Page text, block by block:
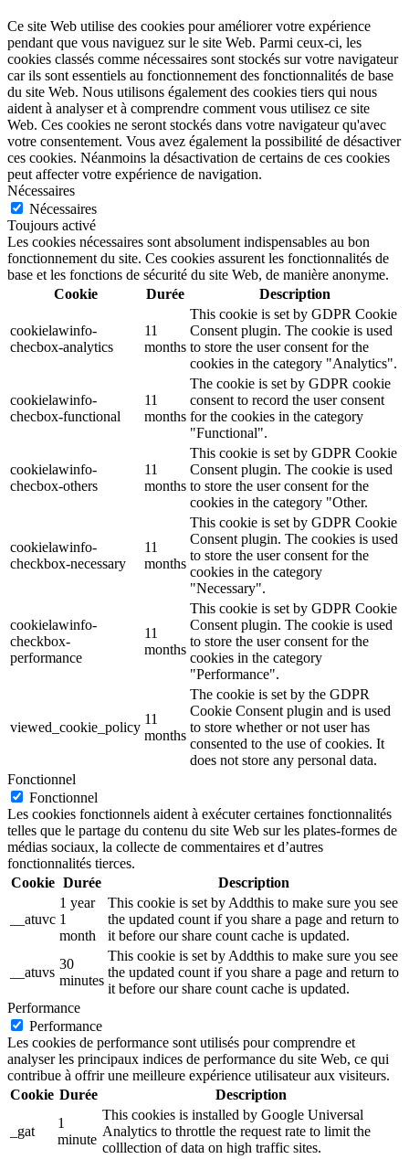
Ce site Web utilise des cookies pour améliorer votre expérience
pendant que vous naviguez sur le site Web. Parmi ceux-ci, les
cookies classés comme nécessaires sont stockés sur votre navigateur
car ils sont essentiels au fonctionnement des fonctionnalités de base
du site Web. Nous utilisons également des cookies tiers qui nous
aident à analyser et à comprendre comment vous utilisez ce site
Web. Ces cookies ne seront stockés dans votre navigateur qu'avec
votre consentement. Vous avez également la possibilité de désactiver
ces cookies. Néanmoins la désactivation de certains de ces cookies
peut affecter votre expérience de navigation.
Nécessaires
Nécessaires
Toujours activé
Les cookies nécessaires sont absolument indispensables au bon
fonctionnement du site. Ces cookies assurent les fonctionnalités de
base et les fonctions de sécurité du site Web, de manière anonyme.
Cookie
Durée Description
cookielawinfo-
checbox-analytics
11
months
This cookie is set by GDPR Cookie
Consent plugin. The cookie is used
to store the user consent for the
cookies in the category "Analytics".
cookielawinfo-
checbox-functional
11
months
The cookie is set by GDPR cookie
consent to record the user consent
for the cookies in the category
"Functional".
cookielawinfo-
checbox-others
11
months
This cookie is set by GDPR Cookie
Consent plugin. The cookie is used
to store the user consent for the
cookies in the category "Other.
cookielawinfo-
checkbox-necessary
11
months
This cookie is set by GDPR Cookie
Consent plugin. The cookies is used
to store the user consent for the
cookies in the category
"Necessary".
cookielawinfo-
checkbox-
performance
11
months
This cookie is set by GDPR Cookie
Consent plugin. The cookie is used
to store the user consent for the
cookies in the category
"Performance".
viewed_cookie_policy
11
months
The cookie is set by the GDPR
Cookie Consent plugin and is used
to store whether or not user has
consented to the use of cookies. It
does not store any personal data.
Fonctionnel
Fonctionnel
Les cookies fonctionnels aident à exécuter certaines fonctionnalités
telles que le partage du contenu du site Web sur les plates-formes de
médias sociaux, la collecte de commentaires et d’autres
fonctionnalités tierces.
Cookie Durée Description
__atuvc
1 year
1
month
This cookie is set by Addthis to make sure you see
the updated count if you share a page and return to
it before our share count cache is updated.
__atuvs
30
minutes
This cookie is set by Addthis to make sure you see
the updated count if you share a page and return to
it before our share count cache is updated.
Performance
Performance
Les cookies de performance sont utilisés pour comprendre et
analyser les principaux indices de performance du site Web, ce qui
contribue à offrir une meilleure expérience utilisateur aux visiteurs.
Cookie Durée Description
_gat
1
minute
This cookies is installed by Google Universal
Analytics to throttle the request rate to limit the
colllection of data on high traffic sites.